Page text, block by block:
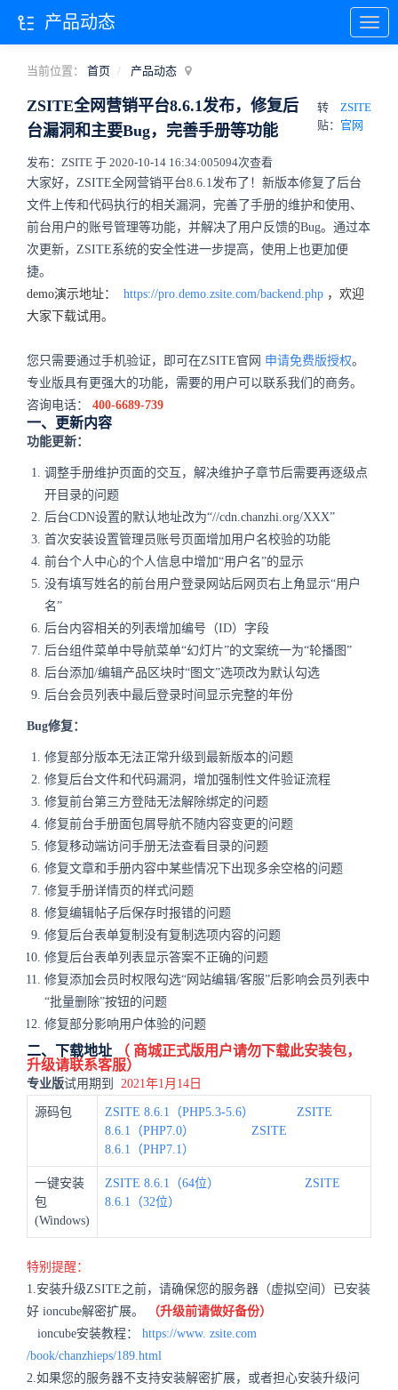
当前位置： 首页 产品动态
ZSITE全网营销平台8.6.1发布，修复后
台漏洞和主要Bug，完善手册等功能
转
贴：
ZSITE
官网
发布：ZSITE 于 2020-10-14 16:34:005094次查看
大家好，ZSITE全网营销平台8.6.1发布了！新版本修复了后台
文件上传和代码执行的相关漏洞，完善了手册的维护和使用、
前台用户的账号管理等功能，并解决了用户反馈的Bug。通过本
次更新，ZSITE系统的安全性进一步提高，使用上也更加便
捷。
demo演示地址：
https://pro.demo.zsite.com/backend.php ，欢迎
大家下载试用。
您只需要通过手机验证，即可在ZSITE官网 申请免费版授权。
专业版具有更强大的功能，需要的用户可以联系我们的商务。
咨询电话： 400-6689-739
一、更新内容
功能更新：
调整手册维护页面的交互，解决维护子章节后需要再逐级点
开目录的问题
后台CDN设置的默认地址改为“//cdn.chanzhi.org/XXX”
首次安装设置管理员账号页面增加用户名校验的功能
前台个人中心的个人信息中增加“用户名”的显示
没有填写姓名的前台用户登录网站后网页右上角显示“用户
名”
后台内容相关的列表增加编号（ID）字段
后台组件菜单中导航菜单“幻灯片”的文案统一为“轮播图”
后台添加/编辑产品区块时“图文”选项改为默认勾选
后台会员列表中最后登录时间显示完整的年份
Bug修复：
修复部分版本无法正常升级到最新版本的问题
修复后台文件和代码漏洞，增加强制性文件验证流程
修复前台第三方登陆无法解除绑定的问题
修复前台手册面包屑导航不随内容变更的问题
修复移动端访问手册无法查看目录的问题
修复文章和手册内容中某些情况下出现多余空格的问题
修复手册详情页的样式问题
修复编辑帖子后保存时报错的问题
修复后台表单复制没有复制选项内容的问题
修复后台表单列表显示答案不正确的问题
修复添加会员时权限勾选“网站编辑/客服”后影响会员列表中
“批量删除”按钮的问题
修复部分影响用户体验的问题
二、下载地址 （ 商城正式版用户请勿下载此安装包，
升级请联系客服）
专业版试用期到 2021年1月14日
源码包 ZSITE 8.6.1（PHP5.3-5.6）
ZSITE
8.6.1（PHP7.0）
ZSITE
8.6.1（PHP7.1）
一键安装
包
(Windows)
ZSITE 8.6.1（64位）
ZSITE
8.6.1（32位）
特别提醒：
1.安装升级ZSITE之前，请确保您的服务器（虚拟空间）已安装
好 ioncube解密扩展。
（升级前请做好备份）
ioncube安装教程： https://www. zsite.com
/book/chanzhieps/189.html
2.如果您的服务器不支持安装解密扩展，或者担心安装升级问
产品动态